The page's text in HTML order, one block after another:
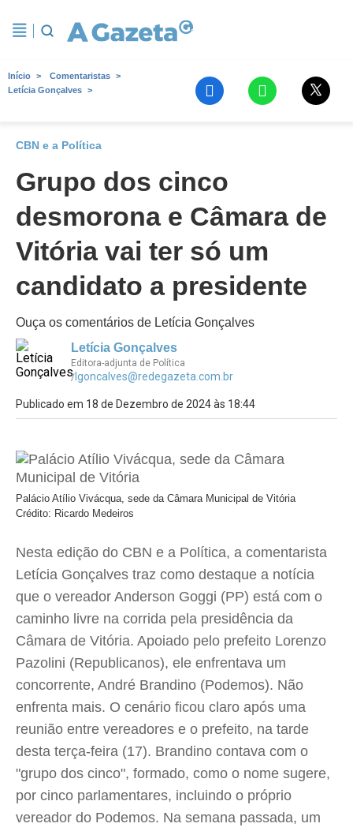
Início
Comentaristas
Letícia Gonçalves
CBN e a Política
Grupo dos cinco
desmorona e Câmara de
Vitória vai ter só um
candidato a presidente
Ouça os comentários de Letícia Gonçalves
Letícia Gonçalves
Editora-adjunta de Política
/ lgoncalves@redegazeta.com.br
Publicado em 18 de Dezembro de 2024 às 18:44
Palácio Atílio Vivácqua, sede da Câmara Municipal de Vitória
Crédito: Ricardo Medeiros
Nesta edição do CBN e a Política, a comentarista
Letícia Gonçalves traz como destaque a notícia
que o vereador Anderson Goggi (PP) está com o
caminho livre na corrida pela presidência da
Câmara de Vitória. Apoiado pelo prefeito Lorenzo
Pazolini (Republicanos), ele enfrentava um
concorrente, André Brandino (Podemos). Não
enfrenta mais. O cenário ficou claro após uma
reunião entre vereadores e o prefeito, na tarde
desta terça-feira (17). Brandino contava com o
"grupo dos cinco", formado, como o nome sugere,
por cinco parlamentares, incluindo o próprio
vereador do Podemos. Na semana passada, um